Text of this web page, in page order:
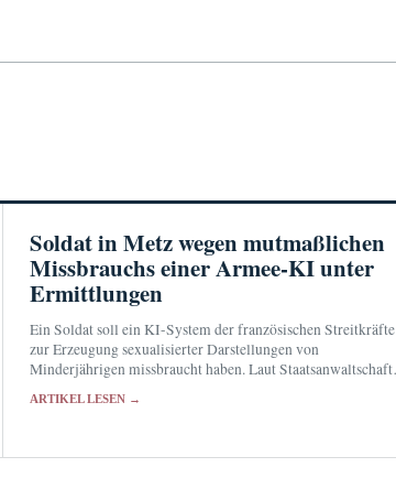
Soldat in Metz wegen mutmaßlichen
Missbrauchs einer Armee-KI unter
Ermittlungen
Ein Soldat soll ein KI-System der französischen Streitkräfte
zur Erzeugung sexualisierter Darstellungen von
Minderjährigen missbraucht haben. Laut Staatsanwaltschaft
ARTIKEL LESEN →